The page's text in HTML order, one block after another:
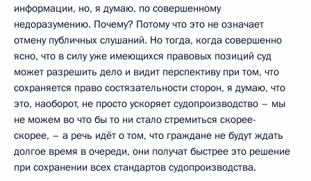
информации, но, я думаю, по совершенному
недоразумению. Почему? Потому что это не означает
отмену публичных слушаний. Но тогда, когда совершенно
ясно, что в силу уже имеющихся правовых позиций суд
может разрешить дело и видит перспективу при том, что
сохраняется право состязательности сторон, я думаю, что
это, наоборот, не просто ускоряет судопроизводство – мы
не можем во что бы то ни стало стремиться скорее-
скорее, – а речь идёт о том, что граждане не будут ждать
долгое время в очереди, они получат быстрее это решение
при сохранении всех стандартов судопроизводства.